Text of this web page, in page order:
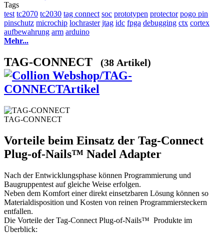
Tags
test tc2070 tc2030 tag connect soc prototypen protector pogo pin
pinschutz microchip lochraster jtag idc fpga debugging ctx cortex
aufbewahrung arm arduino
Mehr...
TAG-CONNECT (38 Artikel)
TAG-CONNECT
Vorteile beim Einsatz der Tag-Connect
Plug-of-Nails™ Nadel Adapter
Nach der Entwicklungsphase können Programmierung und
Baugruppentest auf gleiche Weise erfolgen.
Neben dem Komfort einer direkt einsetzbaren Lösung können so
Materialdisposition und Kosten von reinen Programmiersteckern
entfallen.
Die Vorteile der Tag-Connect Plug-of-Nails™ Produkte im
Überblick: